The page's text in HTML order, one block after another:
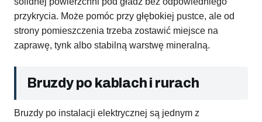
przykrycia. Może pomóc przy głębokiej pustce, ale od
strony pomieszczenia trzeba zostawić miejsce na
zaprawę, tynk albo stabilną warstwę mineralną.
Bruzdy po kablach i rurach
Bruzdy po instalacji elektrycznej są jednym z